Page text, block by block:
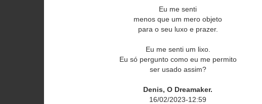
Eu me senti
menos que um mero objeto
para o seu luxo e prazer.
Eu me senti um lixo.
Eu só pergunto como eu me permito
ser usado assim?
Denis, O Dreamaker.
16/02/2023-12:59